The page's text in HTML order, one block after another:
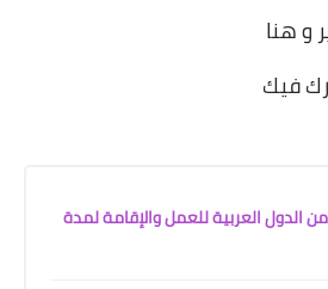
و هنا
فيك
العربية للعمل والإقامة لمدة